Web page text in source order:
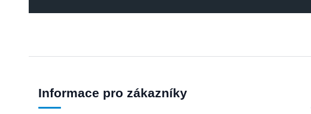
Informace pro zákazníky